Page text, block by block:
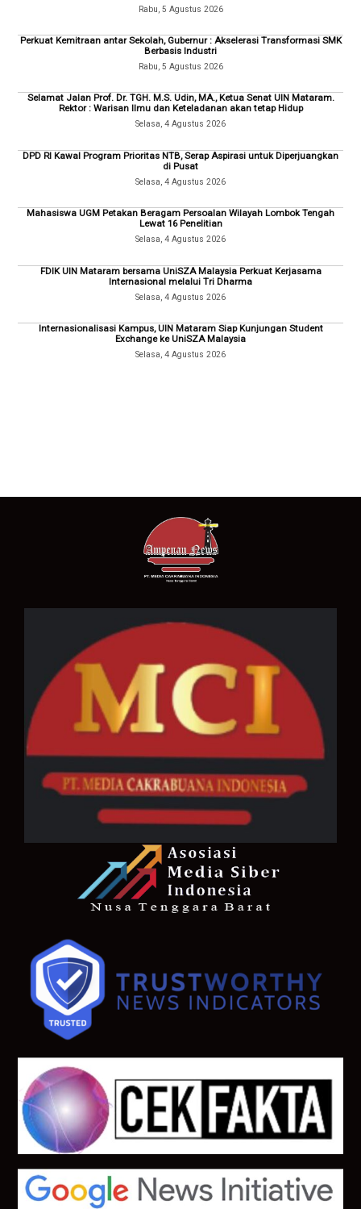
Rabu, 5 Agustus 2026
Perkuat Kemitraan antar Sekolah, Gubernur : Akselerasi Transformasi SMK
Berbasis Industri
Rabu, 5 Agustus 2026
Selamat Jalan Prof. Dr. TGH. M.S. Udin, MA., Ketua Senat UIN Mataram.
Rektor : Warisan Ilmu dan Keteladanan akan tetap Hidup
Selasa, 4 Agustus 2026
DPD RI Kawal Program Prioritas NTB, Serap Aspirasi untuk Diperjuangkan
di Pusat
Selasa, 4 Agustus 2026
Mahasiswa UGM Petakan Beragam Persoalan Wilayah Lombok Tengah
Lewat 16 Penelitian
Selasa, 4 Agustus 2026
FDIK UIN Mataram bersama UniSZA Malaysia Perkuat Kerjasama
Internasional melalui Tri Dharma
Selasa, 4 Agustus 2026
Internasionalisasi Kampus, UIN Mataram Siap Kunjungan Student
Exchange ke UniSZA Malaysia
Selasa, 4 Agustus 2026